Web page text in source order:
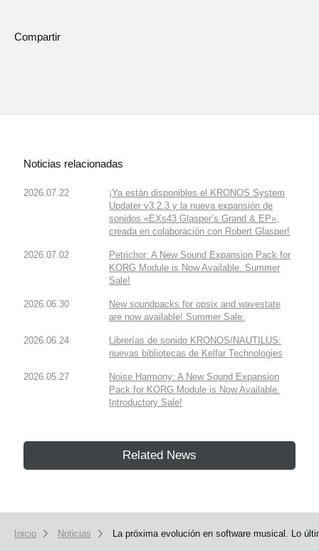
Compartir
Noticias relacionadas
2026.07.22
¡Ya están disponibles el KRONOS System
Updater v3.2.3 y la nueva expansión de
sonidos «EXs43 Glasper’s Grand & EP»,
creada en colaboración con Robert Glasper!
2026.07.02
Petrichor: A New Sound Expansion Pack for
KORG Module is Now Available. Summer
Sale!
2026.06.30
New soundpacks for opsix and wavestate
are now available! Summer Sale.
2026.06.24
Librerías de sonido KRONOS/NAUTILUS:
nuevas bibliotecas de Kelfar Technologies
2026.05.27
Noise Harmony: A New Sound Expansion
Pack for KORG Module is Now Available.
Introductory Sale!
Related News
Inicio Noticias La próxima evolución en software musical. Lo